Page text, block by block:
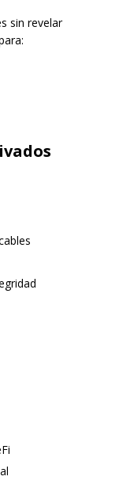
sin revelar